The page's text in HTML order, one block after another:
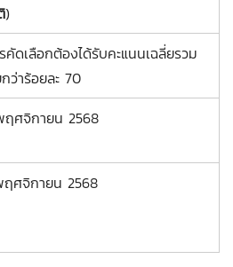
)
คัดเลือกต้องได้รับคะแนนเฉลี่ยรวม
ว่าร้อยละ 70
ศจิกายน 2568
ศจิกายน 2568